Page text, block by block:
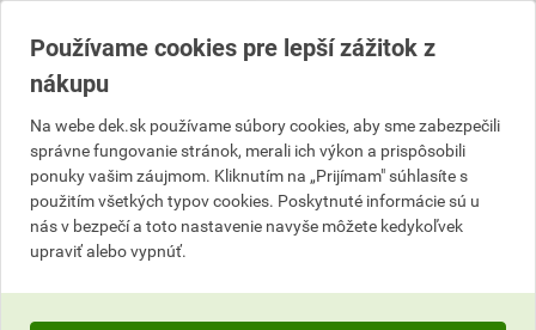
Do košíka
celkom s DPH EUR celkom s DPH
Používame cookies pre lepší zážitok z
nákupu
Na webe dek.sk používame súbory cookies, aby sme zabezpečili
správne fungovanie stránok, merali ich výkon a prispôsobili
ponuky vašim záujmom. Kliknutím na „Prijímam" súhlasíte s
použitím všetkých typov cookies. Poskytnuté informácie sú u
nás v bezpečí a toto nastavenie navyše môžete kedykoľvek
upraviť alebo vypnúť.